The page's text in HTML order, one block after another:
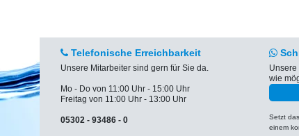
Telefonische Erreichbarkeit
Unsere Mitarbeiter sind gern für Sie da.
Mo - Do von 11:00 Uhr - 15:00 Uhr
Freitag von 11:00 Uhr - 13:00 Uhr
05302 - 93486 - 0
Unsere
wie
Setzt
einem